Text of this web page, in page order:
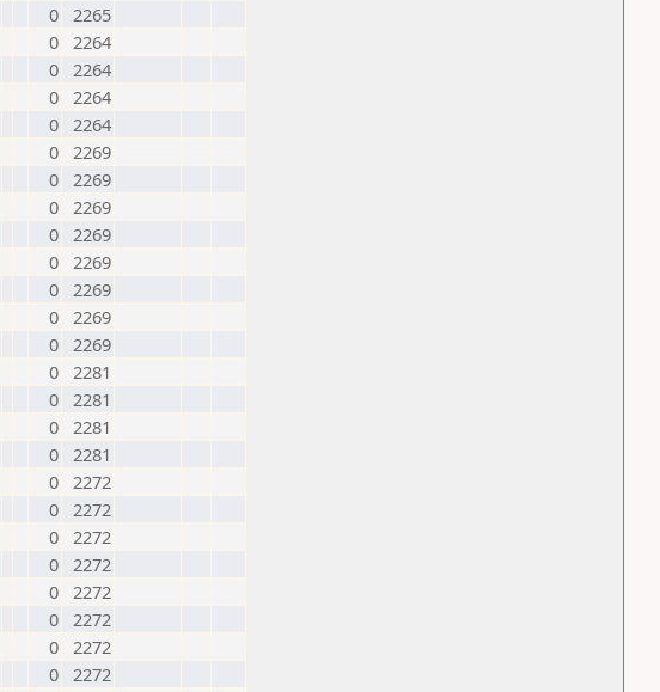
0 2265
0 2264
0 2264
0 2264
0 2264
0 2269
0 2269
0 2269
0 2269
0 2269
0 2269
0 2269
0 2269
0 2281
0 2281
0 2281
0 2281
0 2272
0 2272
0 2272
0 2272
0 2272
0 2272
0 2272
0 2272